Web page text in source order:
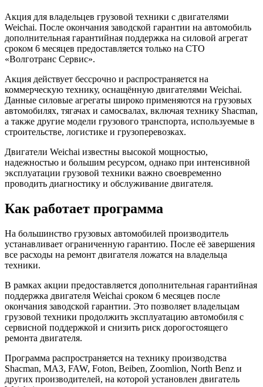
Акция для владельцев грузовой техники с двигателями
Weichai. После окончания заводской гарантии на автомобиль
дополнительная гарантийная поддержка на силовой агрегат
сроком 6 месяцев предоставляется только на СТО
«Волготранс Сервис».
Акция действует бессрочно и распространяется на
коммерческую технику, оснащённую двигателями Weichai.
Данные силовые агрегаты широко применяются на грузовых
автомобилях, тягачах и самосвалах, включая технику Shacman,
а также другие модели грузового транспорта, используемые в
строительстве, логистике и грузоперевозках.
Двигатели Weichai известны высокой мощностью,
надежностью и большим ресурсом, однако при интенсивной
эксплуатации грузовой техники важно своевременно
проводить диагностику и обслуживание двигателя.
Как работает программа
На большинство грузовых автомобилей производитель
устанавливает ограниченную гарантию. После её завершения
все расходы на ремонт двигателя ложатся на владельца
техники.
В рамках акции предоставляется дополнительная гарантийная
поддержка двигателя Weichai сроком 6 месяцев после
окончания заводской гарантии. Это позволяет владельцам
грузовой техники продолжить эксплуатацию автомобиля с
сервисной поддержкой и снизить риск дорогостоящего
ремонта двигателя.
Программа распространяется на технику производства
Shacman, МАЗ, FAW, Foton, Beiben, Zoomlion, North Benz и
других производителей, на которой установлен двигатель